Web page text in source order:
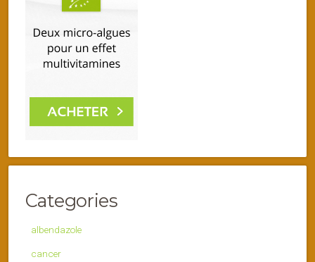
Categories
albendazole
cancer